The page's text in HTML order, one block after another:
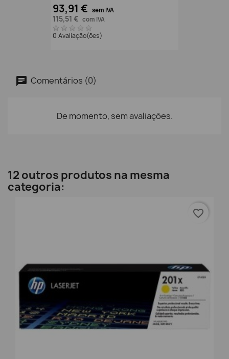
93,91 € sem IVA
115,51 € com IVA
0 Avaliação(ões)
Comentários (0)
De momento, sem avaliações.
12 outros produtos na mesma
categoria:
favorite_border